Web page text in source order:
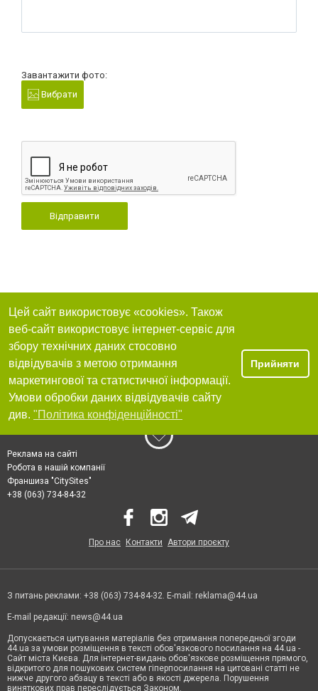
Завантажити фото:
Вибрати
Відправити
Цей сайт використовує «cookies». Також
веб-сайт використовує інтернет-сервіс для
збору технічних даних стосовно
відвідувачів з метою отримання
маркетингової та статистичної інформації.
Умови обробки даних відвідувачів сайту
див. "Політика конфіденційності"
Прийняти
Реклама на сайті
Робота в нашій компанії
Франшиза "CitySites"
+38 (063) 734-84-32
Про нас Контакти Автори проєкту
З питань реклами: +38 (063) 734-84-32. E-mail: reklama@44.ua
E-mail редакції: news@44.ua
Допускається цитування матеріалів без отримання попередньої згоди
44.ua за умови розміщення в тексті обов'язкового посилання на 44.ua -
Сайт міста Києва. Для інтернет-видань обов'язкове розміщення прямого,
відкритого для пошукових систем гіперпосилання на цитовані статті не
нижче другого абзацу в тексті або в якості джерела. Порушення
виняткових прав переслідується Законом.